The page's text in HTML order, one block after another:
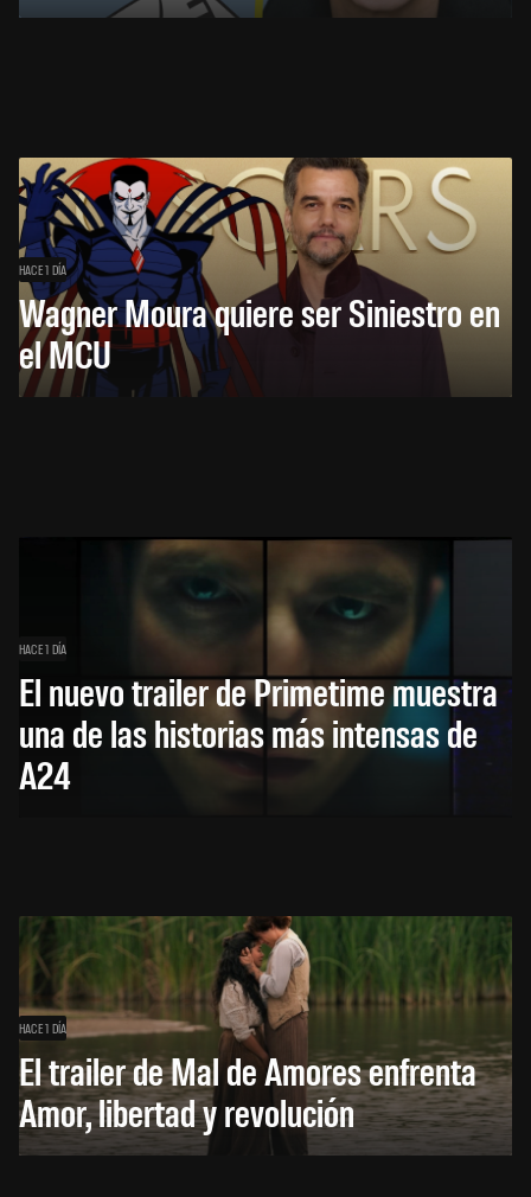
HACE 1 DÍA
Wagner Moura quiere ser Siniestro en
el MCU
HACE 1 DÍA
El nuevo trailer de Primetime muestra
una de las historias más intensas de
A24
HACE 1 DÍA
El trailer de Mal de Amores enfrenta
Amor, libertad y revolución